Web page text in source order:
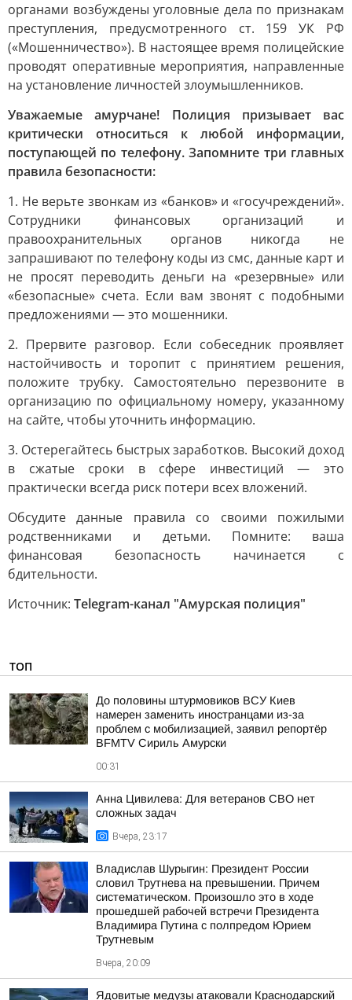
органами возбуждены уголовные дела по признакам
преступления, предусмотренного ст. 159 УК РФ
(«Мошенничество»). В настоящее время полицейские
проводят оперативные мероприятия, направленные
на установление личностей злоумышленников.
Уважаемые амурчане! Полиция призывает вас
критически относиться к любой информации,
поступающей по телефону. Запомните три главных
правила безопасности:
1. Не верьте звонкам из «банков» и «госучреждений».
Сотрудники финансовых организаций и
правоохранительных органов никогда не
запрашивают по телефону коды из смс, данные карт и
не просят переводить деньги на «резервные» или
«безопасные» счета. Если вам звонят с подобными
предложениями — это мошенники.
2. Прервите разговор. Если собеседник проявляет
настойчивость и торопит с принятием решения,
положите трубку. Самостоятельно перезвоните в
организацию по официальному номеру, указанному
на сайте, чтобы уточнить информацию.
3. Остерегайтесь быстрых заработков. Высокий доход
в сжатые сроки в сфере инвестиций — это
практически всегда риск потери всех вложений.
Обсудите данные правила со своими пожилыми
родственниками и детьми. Помните: ваша
финансовая безопасность начинается с
бдительности.
Источник: Telegram-канал "Амурская полиция"
ТОП
До половины штурмовиков ВСУ Киев
намерен заменить иностранцами из-за
проблем с мобилизацией, заявил репортёр
BFMTV Сириль Амурски
00:31
Анна Цивилева: Для ветеранов СВО нет
сложных задач
Вчера, 23:17
Владислав Шурыгин: Президент России
словил Трутнева на превышении. Причем
систематическом. Произошло это в ходе
прошедшей рабочей встречи Президента
Владимира Путина с полпредом Юрием
Трутневым
Вчера, 20:09
Ядовитые медузы атаковали Краснодарский